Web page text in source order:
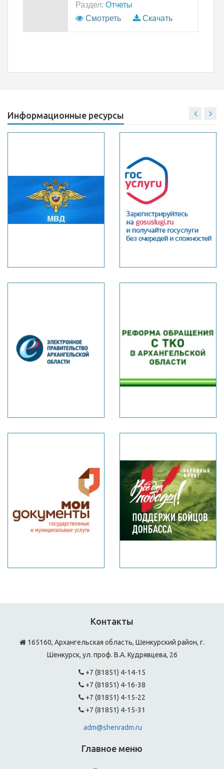
Раздел: Отчеты
Смотреть
Скачать
Информационные ресурсы
Контакты
165160, Архангельская область, Шенкурский район, г.
Шенкурск, ул. проф. В.А. Кудрявцева, 26
+7 (81851) 4-14-15
+7 (81851) 4-16-38
+7 (81851) 4-15-22
+7 (81851) 4-15-31
adm@shenradm.ru
Главное меню